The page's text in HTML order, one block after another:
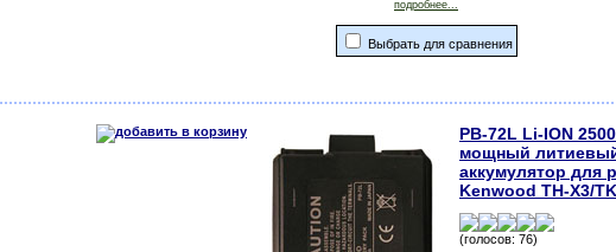
подробнее...
Выбрать для сравнения
PB-72L Li-ION
мощный
аккумулятор для
Kenwood TH-X3/
(голосов: 76)